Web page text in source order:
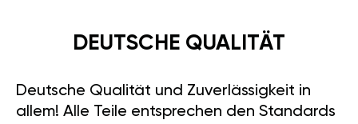
DEUTSCHE QUALITÄT
Deutsche Qualität und Zuverlässigkeit in
allem! Alle Teile entsprechen den Standards